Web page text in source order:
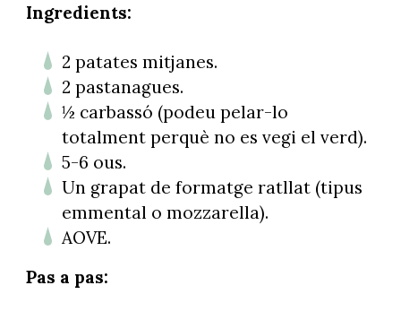
Ingredients:
2 patates mitjanes.
2 pastanagues.
½ carbassó (podeu pelar-lo
totalment perquè no es vegi el verd).
5-6 ous.
Un grapat de formatge ratllat (tipus
emmental o mozzarella).
AOVE.
Pas a pas: